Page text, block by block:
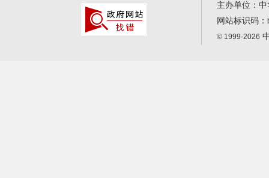
主办单位：
网站标识码：
© 1999-2026